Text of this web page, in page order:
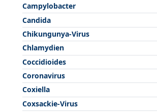
Campylobacter
Candida
Chikungunya-Virus
Chlamydien
Coccidioides
Coronavirus
Coxiella
Coxsackie-Virus